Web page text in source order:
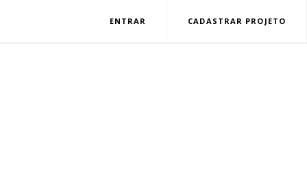
ENTRAR CADASTRAR PROJETO